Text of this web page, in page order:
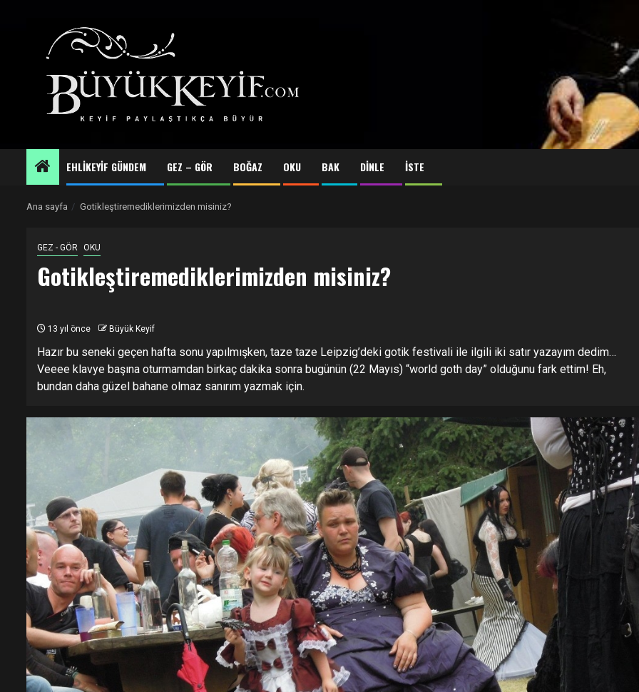
EHLİKEYİF GÜNDEM GEZ – GÖR BOĞAZ OKU BAK DİNLE İSTE
Ana sayfa Gotikleştiremediklerimizden misiniz?
GEZ - GÖR OKU
Gotikleştiremediklerimizden misiniz?
13 yıl önce Büyük Keyif
Hazır bu seneki geçen hafta sonu yapılmışken, taze taze Leipzig’deki gotik festivali ile ilgili iki satır yazayım dedim…
Veeee klavye başına oturmamdan birkaç dakika sonra bugünün (22 Mayıs) “world goth day” olduğunu fark ettim! Eh,
bundan daha güzel bahane olmaz sanırım yazmak için.